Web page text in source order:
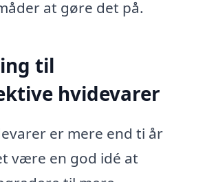
at gøre det på.
til
hvidevarer
er mere end ti år
være en god idé at